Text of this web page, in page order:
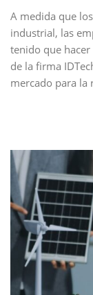
A medida que
industrial, las
tenido que
de la firma
mercado para